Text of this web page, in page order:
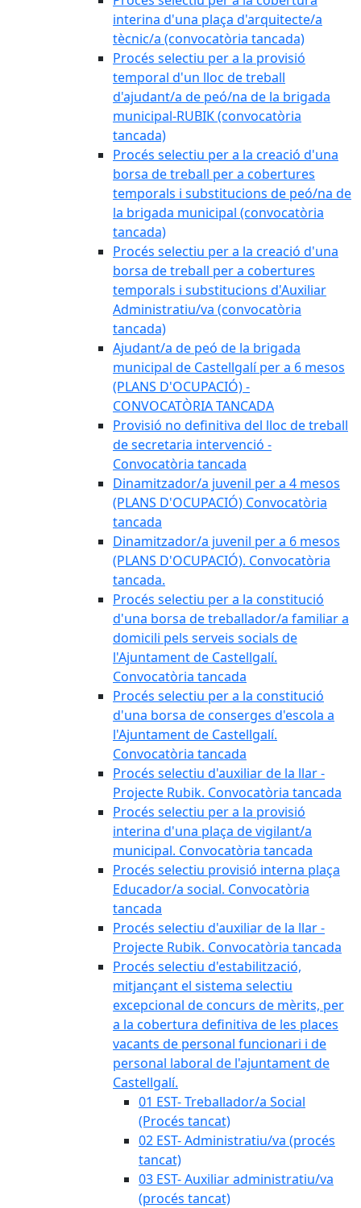
interina d'una plaça d'arquitecte/a
tècnic/a (convocatòria tancada)
Procés selectiu per a la provisió
temporal d'un lloc de treball
d'ajudant/a de peó/na de la brigada
municipal-RUBIK (convocatòria
tancada)
Procés selectiu per a la creació d'una
borsa de treball per a cobertures
temporals i substitucions de peó/na de
la brigada municipal (convocatòria
tancada)
Procés selectiu per a la creació d'una
borsa de treball per a cobertures
temporals i substitucions d'Auxiliar
Administratiu/va (convocatòria
tancada)
Ajudant/a de peó de la brigada
municipal de Castellgalí per a 6 mesos
(PLANS D'OCUPACIÓ) -
CONVOCATÒRIA TANCADA
Provisió no definitiva del lloc de treball
de secretaria intervenció -
Convocatòria tancada
Dinamitzador/a juvenil per a 4 mesos
(PLANS D'OCUPACIÓ) Convocatòria
tancada
Dinamitzador/a juvenil per a 6 mesos
(PLANS D'OCUPACIÓ). Convocatòria
tancada.
Procés selectiu per a la constitució
d'una borsa de treballador/a familiar a
domicili pels serveis socials de
l'Ajuntament de Castellgalí.
Convocatòria tancada
Procés selectiu per a la constitució
d'una borsa de conserges d'escola a
l'Ajuntament de Castellgalí.
Convocatòria tancada
Procés selectiu d'auxiliar de la llar -
Projecte Rubik. Convocatòria tancada
Procés selectiu per a la provisió
interina d'una plaça de vigilant/a
municipal. Convocatòria tancada
Procés selectiu provisió interna plaça
Educador/a social. Convocatòria
tancada
Procés selectiu d'auxiliar de la llar -
Projecte Rubik. Convocatòria tancada
Procés selectiu d'estabilització,
mitjançant el sistema selectiu
excepcional de concurs de mèrits, per
a la cobertura definitiva de les places
vacants de personal funcionari i de
personal laboral de l'ajuntament de
Castellgalí.
01 EST- Treballador/a Social
(Procés tancat)
02 EST- Administratiu/va (procés
tancat)
03 EST- Auxiliar administratiu/va
(procés tancat)